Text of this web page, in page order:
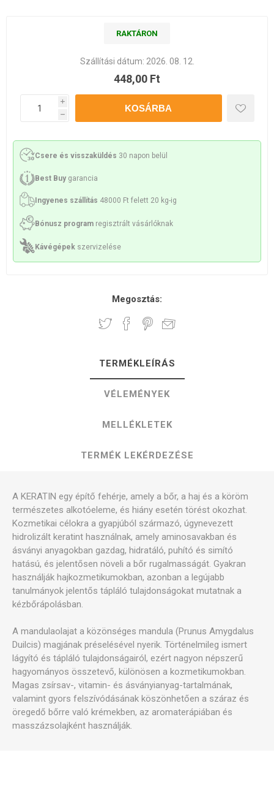
RAKTÁRON
Szállítási dátum: 2026. 08. 12.
448,00 Ft
i
h
Csere és visszaküldés 30 napon belül
Best Buy garancia
Ingyenes szállítás 48000 Ft felett 20 kg-ig
Bónusz program regisztrált vásárlóknak
Kávégépek szervizelése
Megosztás:
TERMÉKLEÍRÁS
VÉLEMÉNYEK
MELLÉKLETEK
TERMÉK LEKÉRDEZÉSE
A KERATIN egy építő fehérje, amely a bőr, a haj és a köröm
természetes alkotóeleme, és hiány esetén törést okozhat.
Kozmetikai célokra a gyapjúból származó, úgynevezett
hidrolizált keratint használnak, amely aminosavakban és
ásványi anyagokban gazdag, hidratáló, puhító és simító
hatású, és jelentősen növeli a bőr rugalmasságát. Gyakran
használják hajkozmetikumokban, azonban a legújabb
tanulmányok jelentős tápláló tulajdonságokat mutatnak a
kézbőrápolásban.
A mandulaolajat a közönséges mandula (Prunus Amygdalus
Duilcis) magjának préselésével nyerik. Történelmileg ismert
lágyító és tápláló tulajdonságairól, ezért nagyon népszerű
hagyományos összetevő, különösen a kozmetikumokban.
Magas zsírsav-, vitamin- és ásványianyag-tartalmának,
valamint gyors felszívódásának köszönhetően a száraz és
öregedő bőrre való krémekben, az aromaterápiában és
masszázsolajként használják.